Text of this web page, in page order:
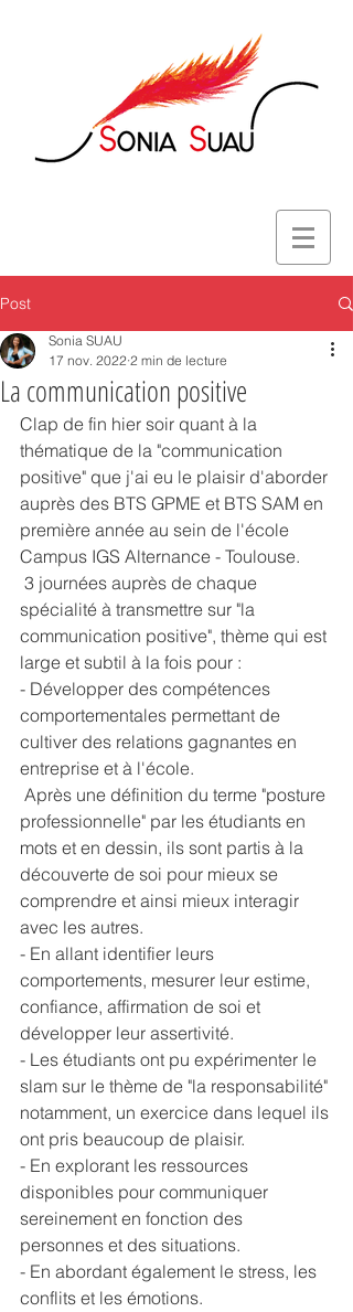
Post
La communication positive
Sonia SUAU
17 nov. 2022 2 min de lecture
Clap de fin hier soir quant à la
thématique de la "communication
positive" que j'ai eu le plaisir d'aborder
auprès des BTS GPME et BTS SAM en
première année au sein de l'école
Campus IGS Alternance - Toulouse.
spécialité à transmettre sur "la
communication positive", thème qui est
large et subtil à la fois pour :
- Développer des compétences
comportementales permettant de
cultiver des relations gagnantes en
entreprise et à l'école.
professionnelle" par les étudiants en
mots et en dessin, ils sont partis à la
découverte de soi pour mieux se
comprendre et ainsi mieux interagir
avec les autres.
- En allant identifier leurs
comportements, mesurer leur estime,
confiance, affirmation de soi et
développer leur assertivité.
- Les étudiants ont pu expérimenter le
slam sur le thème de "la responsabilité"
notamment, un exercice dans lequel ils
ont pris beaucoup de plaisir.
- En explorant les ressources
disponibles pour communiquer
sereinement en fonction des
personnes et des situations.
- En abordant également le stress, les
conflits et les émotions.